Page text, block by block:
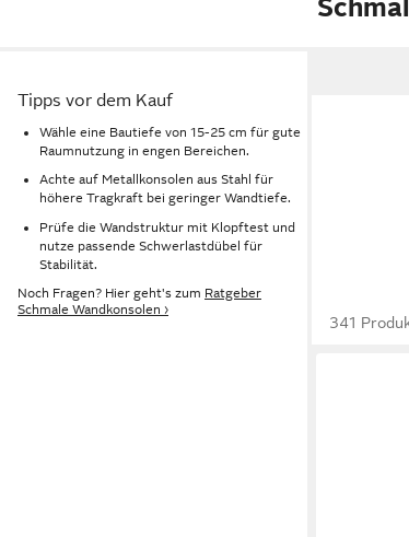
Tipps vor dem Kauf
Wähle eine Bautiefe von 15-25 cm für gute
Raumnutzung in engen Bereichen.
Achte auf Metallkonsolen aus Stahl für
höhere Tragkraft bei geringer Wandtiefe.
Prüfe die Wandstruktur mit Klopftest und
nutze passende Schwerlastdübel für
Stabilität.
Noch Fragen? Hier geht's zum Ratgeber
Schmale Wandkonsolen ›
341